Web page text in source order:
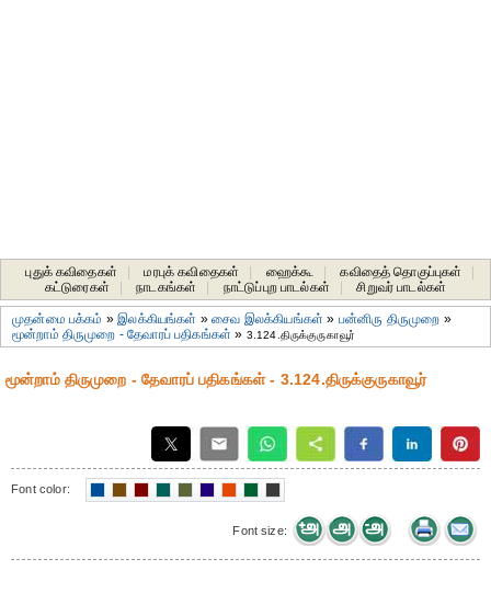
புதுக் கவிதைகள் மரபுக் கவிதைகள் ஹைக்கூ கவிதைத் தொகுப்புகள்
கட்டுரைகள்
நாடகங்கள் நாட்டுப்புற பாடல்கள் சிறுவர் பாடல்கள்
முதன்மை பக்கம் »இலக்கியங்கள் »சைவ இலக்கியங்கள் » பன்னிரு திருமுறை »
மூன்றாம் திருமுறை - தேவாரப் பதிகங்கள் » 3.124.திருக்குருகாவூர்
மூன்றாம் திருமுறை - தேவாரப் பதிகங்கள் - 3.124.திருக்குருகாவூர்
Font color:
Font size: